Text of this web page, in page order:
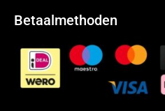
Betaalmethoden